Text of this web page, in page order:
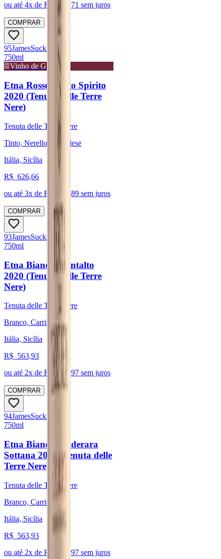
ou até 4x de R$ 203,71 sem juros
COMPRAR
95JamesSuckling
750ml
Vinho de Guarda
Etna Rosso Santo Spirito
2020 (Tenuta delle Terre
Nere)
Tenuta delle Terre Nere
Tinto, Nerello Mascalese
Itália, Sicília
R$ 626,66
ou até 3x de R$ 208,89 sem juros
COMPRAR
93JamesSuckling
750ml
Etna Bianco Montalto
2020 (Tenuta delle Terre
Nere)
Tenuta delle Terre Nere
Branco, Carricante
Itália, Sicília
R$ 563,93
ou até 2x de R$ 281,97 sem juros
COMPRAR
94JamesSuckling
750ml
Etna Bianco Calderara
Sottana 2020 (Tenuta delle
Terre Nere)
Tenuta delle Terre Nere
Branco, Carricante
Itália, Sicília
R$ 563,93
ou até 2x de R$ 281,97 sem juros